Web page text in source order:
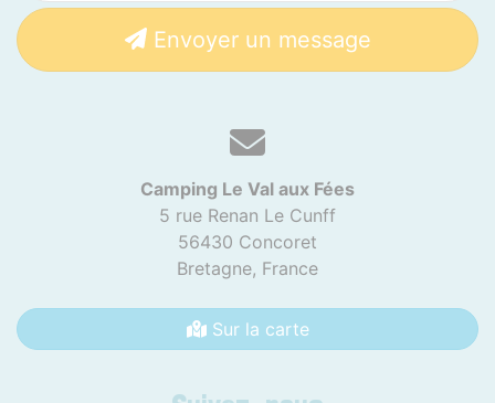
Envoyer un message
Camping Le Val aux Fées
5 rue Renan Le Cunff
56430 Concoret
Bretagne, France
Sur la carte